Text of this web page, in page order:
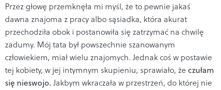
Przez głowę przemknęła mi myśl, że to pewnie jakaś
dawna znajoma z pracy albo sąsiadka, która akurat
przechodziła obok i postanowiła się zatrzymać na chwilę
zadumy. Mój tata był powszechnie szanowanym
człowiekiem, miał wielu znajomych. Jednak coś w postawie
tej kobiety, w jej intymnym skupieniu, sprawiało, że czułam
się nieswojo. Jakbym wkraczała w przestrzeń, do której nie